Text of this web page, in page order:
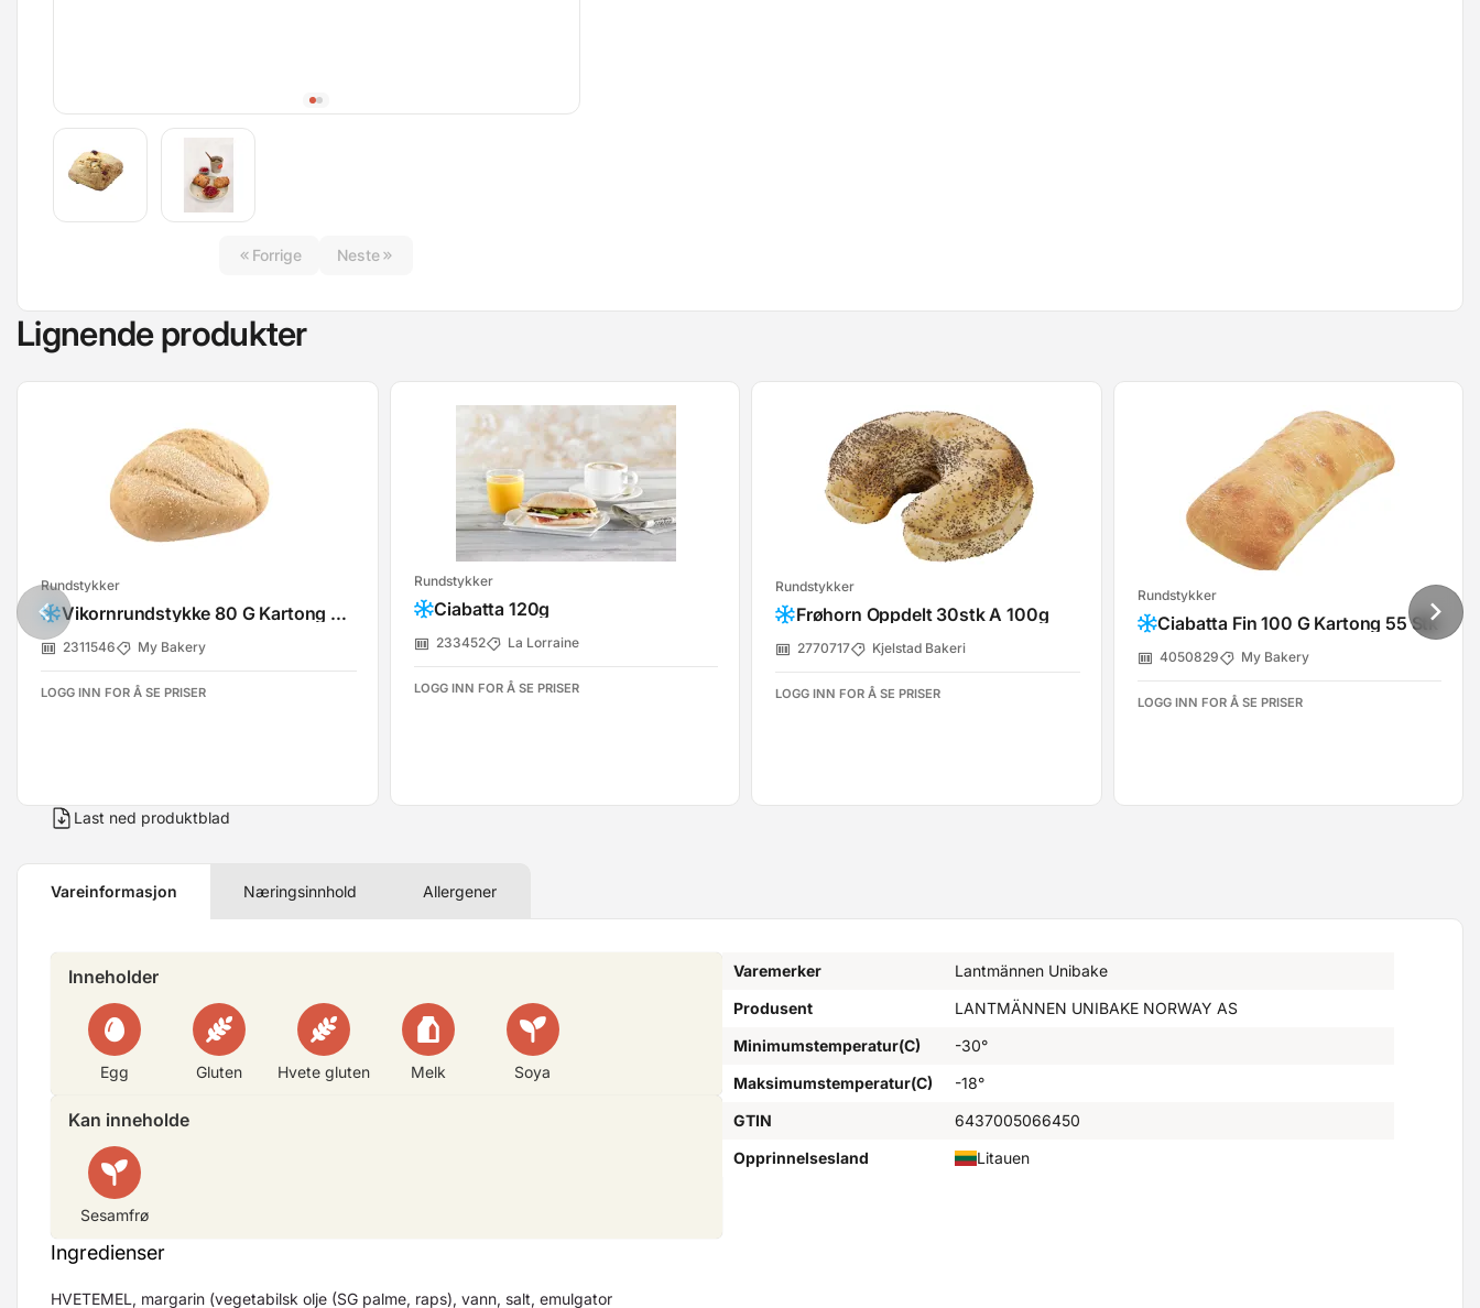
Forrige Neste
Lignende produkter
Rundstykker
Vikornrundstykke 80 G Kartong 80 Stk
2311546 My Bakery
LOGG INN FOR Å SE PRISER
Rundstykker
Ciabatta 120g
233452 La Lorraine
LOGG INN FOR Å SE PRISER
Rundstykker
Frøhorn Oppdelt 30stk A 100g
2770717 Kjelstad Bakeri
LOGG INN FOR Å SE PRISER
Rundstykker
Ciabatta Fin 100 G Kartong 55 Stk
4050829 My Bakery
LOGG INN FOR Å SE PRISER
Last ned produktblad
Vareinformasjon Næringsinnhold Allergener
Inneholder
Egg Gluten Hvete gluten Melk Soya
Kan inneholde
Sesamfrø
Ingredienser
HVETEMEL, margarin (vegetabilsk olje (SG palme, raps), vann, salt, emulgator
Varemerker
Lantmännen Unibake
Produsent
LANTMÄNNEN UNIBAKE NORWAY AS
Minimumstemperatur(C)
-30°
Maksimumstemperatur(C)
-18°
GTIN
6437005066450
Opprinnelsesland
Litauen